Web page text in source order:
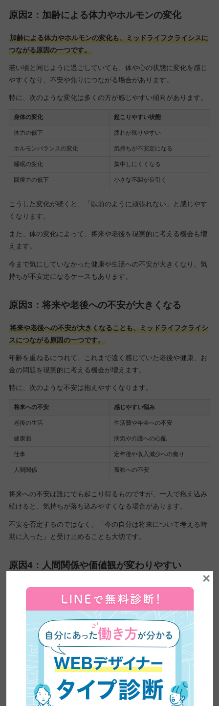
原因2：加齢による体力やホルモンの変化
加齢による体力やホルモンの変化も、ミッドライフクライシスに
つながる原因の一つです。
若い頃と同じように過ごしていても、体や心の状態に変化を感じ
やすくなり、不安や焦りにつながる場合があります。
特に、次のような変化は多くの方が感じやすい傾向があります。
身体の変化 起こりやすい状態
体力の低下 疲れが残りやすい
ホルモンバランスの変化 気持ちが不安定になる
睡眠の変化 集中しにくくなる
回復力の低下 小さな不調が長引く
こうした変化が続くと、「以前のように頑張れない」と感じやす
くなります。
また、体の変化によって、将来や老後を現実的に考える機会も増
えます。
今まで気にしていなかった健康や生活への不安が大きくなり、気
持ちが不安定になるケースもあります。
原因3：将来や老後への不安が大きくなる
将来や老後への不安が大きくなることも、ミッドライフクライシ
スにつながる原因の一つです。
年齢を重ねるにつれて、これまで遠く感じていた老後や健康、お
金の問題を現実的に考える機会が増えます。
特に、次のような不安は抱えやすくなります。
将来への不安 感じやすい悩み
老後の生活 生活費や年金への不安
健康面 病気や介護への心配
仕事 定年後や収入減少への焦り
人間関係 孤独への不安
将来への不安は誰にでも起こり得るものですが、一人で抱え込み
続けると、気持ちが落ち込みやすくなる場合があります。
不安を否定するのではなく、「今の自分は将来について考える時
期に入った」と受け止めることも大切です。
原因4：人間関係や価値観が変わりやすい
人付き合いや考え方の変化は、ミッドライフクライシスにつなが
りやすい要因です。
年齢を重ねるにつれて、周囲との関係性や、自分自身の価値観に
変化を感じやすくなります。
以前は気にならなかったことに違和感を抱き、戸惑う方も少なく
ありません。
特に、次のような変化は起こりやすい傾向があります。
変化しやすいこと 感じやすい悩み
×